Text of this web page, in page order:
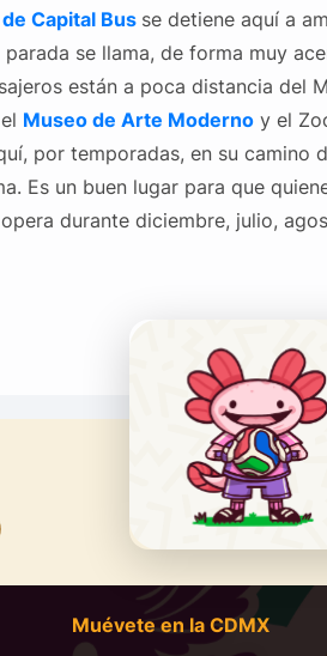
Capital Bus se detiene aquí a
se llama, de forma muy
están a poca distancia del
Museo de Arte Modernoy el
por temporadas, en su camino
Es un buen lugar para que
durante diciembre, julio,
Muévete en la CDMX